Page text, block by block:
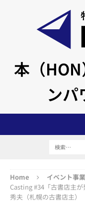
本（
ンパ
Home イベント事業
Casting #34「古書店主
秀夫（札幌の古書店主）